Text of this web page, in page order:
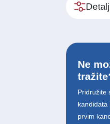
Ne
Pridružite
kandidata
prvim